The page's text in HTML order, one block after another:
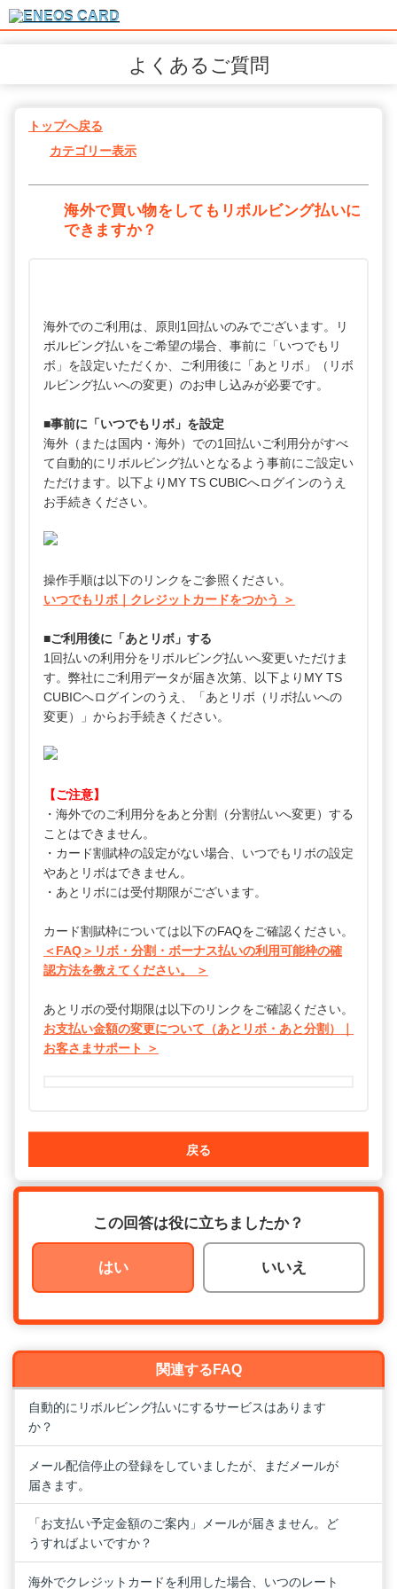
よくあるご質問
トップへ戻る
カテゴリー表示
海外で買い物をしてもリボルビング払いに
できますか？
海外でのご利用は、原則1回払いのみでございます。リ
ボルビング払いをご希望の場合、事前に「いつでもリ
ボ」を設定いただくか、ご利用後に「あとリボ」（リボ
ルビング払いへの変更）のお申し込みが必要です。
■事前に「いつでもリボ」を設定
海外（または国内・海外）での1回払いご利用分がすべ
て自動的にリボルビング払いとなるよう事前にご設定い
ただけます。以下よりMY TS CUBICへログインのうえ
お手続きください。
操作手順は以下のリンクをご参照ください。
いつでもリボ｜クレジットカードをつかう ＞
■ご利用後に「あとリボ」する
1回払いの利用分をリボルビング払いへ変更いただけま
す。弊社にご利用データが届き次第、以下よりMY TS
CUBICへログインのうえ、「あとリボ（リボ払いへの
変更）」からお手続きください。
【ご注意】
・海外でのご利用分をあと分割（分割払いへ変更）する
ことはできません。
・カード割賦枠の設定がない場合、いつでもリボの設定
やあとリボはできません。
・あとリボには受付期限がございます。
カード割賦枠については以下のFAQをご確認ください。
＜FAQ＞リボ・分割・ボーナス払いの利用可能枠の確
認方法を教えてください。 ＞
あとリボの受付期限は以下のリンクをご確認ください。
お支払い金額の変更について（あとリボ・あと分割）｜
お客さまサポート ＞
戻る
この回答は役に立ちましたか？
はい いいえ
関連するFAQ
自動的にリボルビング払いにするサービスはあります
か？
メール配信停止の登録をしていましたが、まだメールが
届きます。
「お支払い予定金額のご案内」メールが届きません。ど
うすればよいですか？
海外でクレジットカードを利用した場合、いつのレート